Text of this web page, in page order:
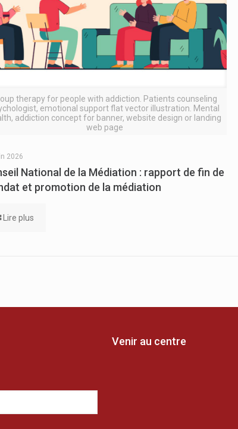
therapy for people with addiction. Patients counseling
emotional support flat vector illustration. Mental
addiction concept for banner, website design or landing
web page
2026
National de la Médiation : rapport de fin de
et promotion de la médiation
Lire plus
Venir au centre